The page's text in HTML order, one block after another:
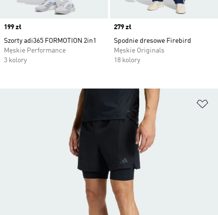
Price
199 zł
Szorty adi365 FORMOTION 2in1
Męskie Performance
3 kolory
Price
279 zł
Spodnie dresowe Firebird
Męskie Originals
18 kolory